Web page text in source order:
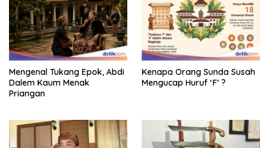
Mengenal Tukang Epok, Abdi
Dalem Kaum Menak
Priangan
Kenapa Orang Sunda Susah
Mengucap Huruf ‘F’ ?